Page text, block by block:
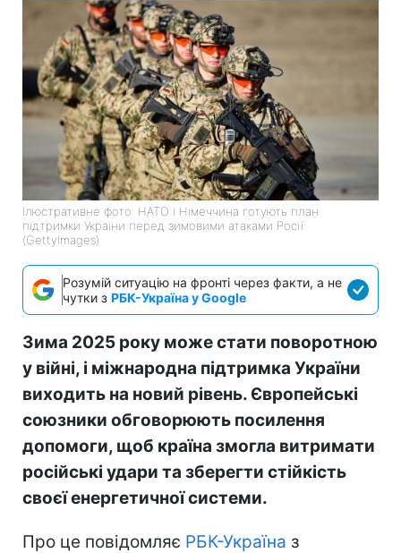
Ілюстративне фото: НАТО і Німеччина готують план
підтримки України перед зимовими атаками Росії
(GettyImages)
Розумій ситуацію на фронті через факти, а не
чутки з РБК-Україна у Google
Зима 2025 року може стати поворотною
у війні, і міжнародна підтримка України
виходить на новий рівень. Європейські
союзники обговорюють посилення
допомоги, щоб країна змогла витримати
російські удари та зберегти стійкість
своєї енергетичної системи.
Про це повідомляє РБК-Україна з